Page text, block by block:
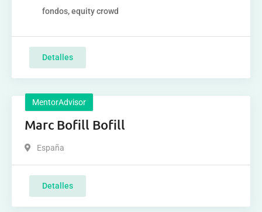
fondos, equity crowd
Detalles
MentorAdvisor
Marc Bofill Bofill
España
Detalles